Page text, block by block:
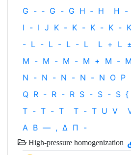
G - ‐ G - G H ‐ H H -
I - I J K - K - K - K - K
- L - L - L - L L + L ±
M - M - M - M + M - M
N - N - N - N - N O P
Q R - R - R S - S - S {
T - T - T T - T U V
Α Β — , Δ Π -
High-pressure homogenization